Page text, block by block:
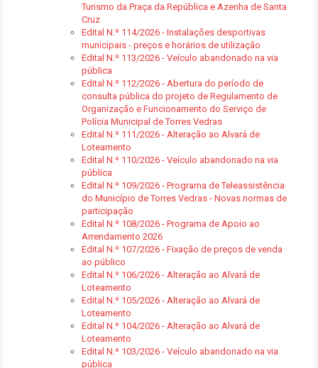
Turismo da Praça da República e Azenha de Santa
Cruz
Edital N.º 114/2026 - Instalações desportivas
municipais - preços e horários de utilização
Edital N.º 113/2026 - Veículo abandonado na via
pública
Edital N.º 112/2026 - Abertura do período de
consulta pública do projeto de Regulamento de
Organização e Funcionamento do Serviço de
Polícia Municipal de Torres Vedras
Edital N.º 111/2026 - Alteração ao Alvará de
Loteamento
Edital N.º 110/2026 - Veículo abandonado na via
pública
Edital N.º 109/2026 - Programa de Teleassistência
do Município de Torres Vedras - Novas normas de
participação
Edital N.º 108/2026 - Programa de Apoio ao
Arrendamento 2026
Edital N.º 107/2026 - Fixação de preços de venda
ao público
Edital N.º 106/2026 - Alteração ao Alvará de
Loteamento
Edital N.º 105/2026 - Alteração ao Alvará de
Loteamento
Edital N.º 104/2026 - Alteração ao Alvará de
Loteamento
Edital N.º 103/2026 - Veículo abandonado na via
pública